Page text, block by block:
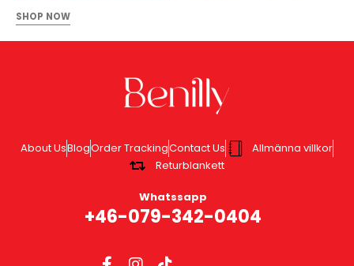
SHOP NOW
About UsBlogOrder TrackingContact Us
Allmänna villkor
Returblankett
Whatssapp
+46-079-342-0404